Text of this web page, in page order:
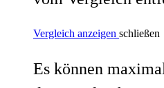
Vergleich anzeigen schließen
Es können